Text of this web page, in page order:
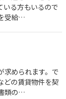
いる方もいるので
受給…
求められます。で
どの賃貸物件を契
類の…